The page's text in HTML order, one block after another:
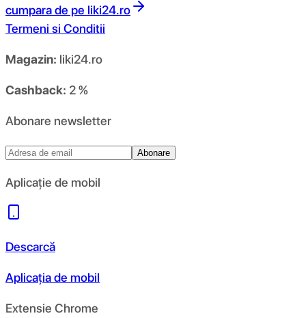
cumpara de pe liki24.ro
Termeni si Conditii
Magazin: liki24.ro
Cashback: 2 %
Abonare newsletter
Abonare
Aplicație de mobil
Descarcă
Aplicația de mobil
Extensie Chrome